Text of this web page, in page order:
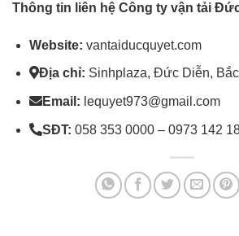
Thông tin liên hệ Công ty vận tải
Website: vantaiducquyet.com
Địa chỉ: Sinhplaza, Đức Diễn,
Email: lequyet973@gmail.com
SĐT: 058 353 0000 – 0973 142